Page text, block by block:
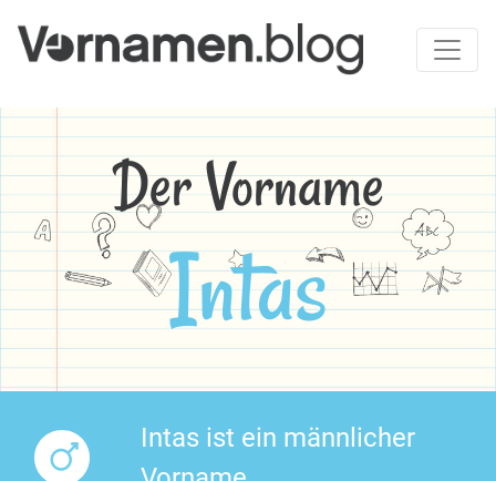
Der Vorname
Intas
Intas ist ein männlicher